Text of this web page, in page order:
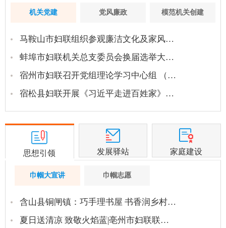
机关党建 党风廉政 模范机关创建
马鞍山市妇联组织参观廉洁文化及家风…
蚌埠市妇联机关总支委员会换届选举大…
宿州市妇联召开党组理论学习中心组 （…
宿松县妇联开展《习近平走进百姓家》…
思想引领 发展驿站 家庭建设
巾帼大宣讲 巾帼志愿
含山县铜闸镇：巧手理书屋 书香润乡村…
夏日送清凉 致敬火焰蓝|亳州市妇联联…